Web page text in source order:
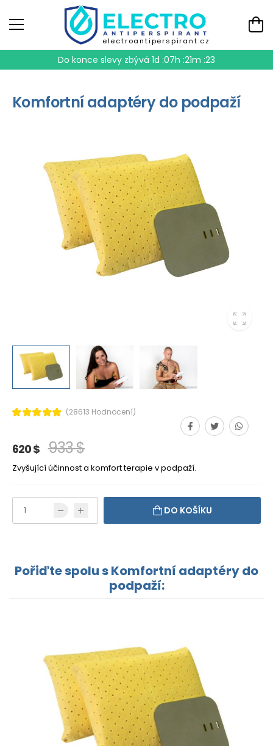
electroantiperspirant.cz
Do konce slevy zbývá 1d :07h :21m :22
Komfortní adaptéry do podpaží
(28613 Hodnocení)
620 $ 933 $
Zvyšující účinnost a komfort terapie v podpaží.
DO KOŠÍKU
Pořiďte spolu s Komfortní adaptéry do
podpaží: